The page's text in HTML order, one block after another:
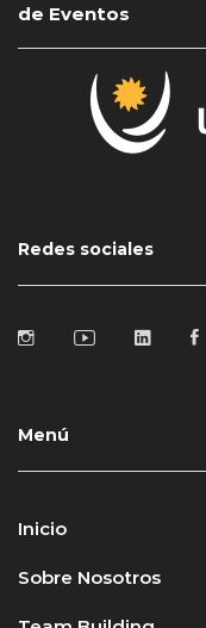
de Eventos
Redes sociales
Menú
Inicio
Sobre Nosotros